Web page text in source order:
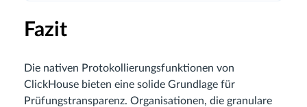
Fazit
Die nativen Protokollierungsfunktionen von
ClickHouse bieten eine solide Grundlage für
Prüfungstransparenz. Organisationen, die granulare